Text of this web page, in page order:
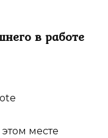
в работе
месте